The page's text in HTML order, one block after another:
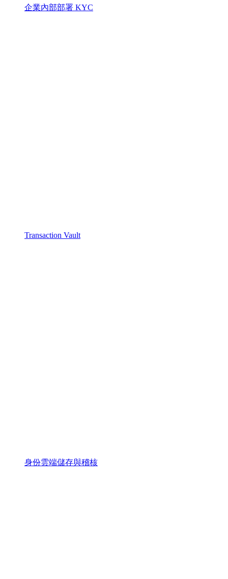
企業內部部署 KYC
Transaction Vault
身份雲端儲存與稽核